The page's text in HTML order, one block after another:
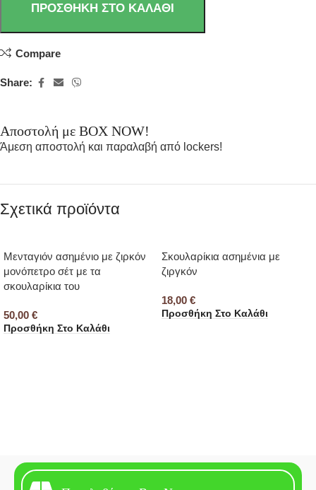
ΠΡΟΣΘΉΚΗ ΣΤΟ ΚΑΛΆΘΙ
Compare
Share:
Αποστολή με BOX NOW!
Άμεση αποστολή και παραλαβή από lockers!
Σχετικά προϊόντα
Μενταγιόν ασημένιο με ζιρκόν
μονόπετρο σέτ με τα
σκουλαρίκια του
50,00 €
Προσθήκη Στο Καλάθι
Σκουλαρίκια ασημένια με
ζιργκόν
18,00 €
Προσθήκη Στο Καλάθι